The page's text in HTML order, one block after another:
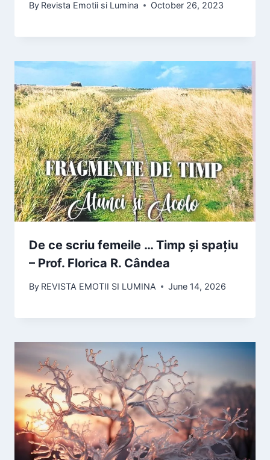
By Revista Emotii si Lumina October 26, 2023
De ce scriu femeile … Timp și spațiu
– Prof. Florica R. Cândea
By REVISTA EMOTII SI LUMINA June 14, 2026